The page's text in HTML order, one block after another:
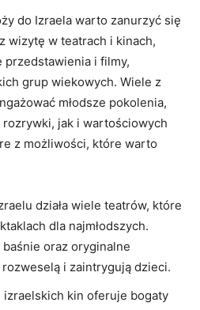
do Izraela warto zanurzyć się
wizytę w teatrach i kinach,
i filmy,
grup wiekowych. Wiele z
młodsze pokolenia,
jak i wartościowych
z możliwości, które warto
działa wiele teatrów, które
dla najmłodszych.
oraz oryginalne
i zaintrygują dzieci.
izraelskich kin oferuje bogaty